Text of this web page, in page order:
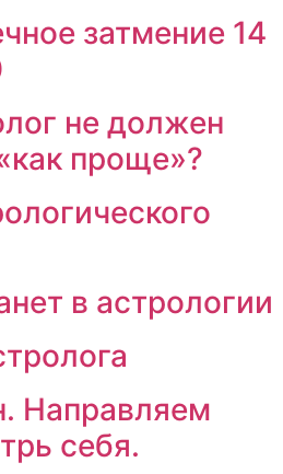
затмение 14
не должен
проще»?
в астрологии
Направляем
себя.